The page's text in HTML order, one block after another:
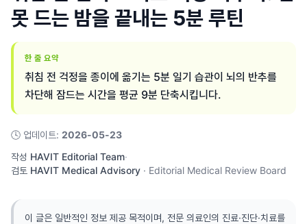
못 드는 밤을 끝내는 5분 루틴
한 줄 요약
취침 전 걱정을 종이에 옮기는 5분 일기 습관이 뇌의 반추를
차단해 잠드는 시간을 평균 9분 단축시킵니다.
🕓 업데이트: 2026-05-23
작성 HAVIT Editorial Team·
검토 HAVIT Medical Advisory · Editorial Medical Review Board
이 글은 일반적인 정보 제공 목적이며, 전문 의료인의 진료·진단·치료를